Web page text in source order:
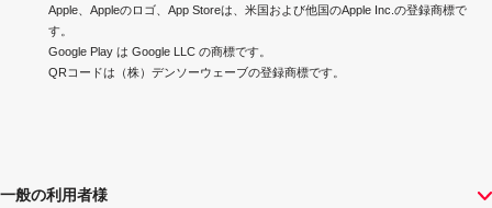
Apple、Appleのロゴ、App Storeは、米国および他国のApple Inc.の登録商標で
す。
Google Play は Google LLC の商標です。
QRコードは（株）デンソーウェーブの登録商標です。
一般の利用者様